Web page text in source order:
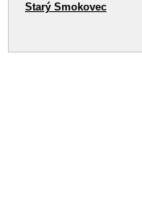
Starý Smokovec